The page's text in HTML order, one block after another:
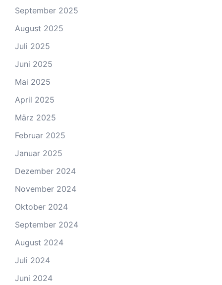
September 2025
August 2025
Juli 2025
Juni 2025
Mai 2025
April 2025
März 2025
Februar 2025
Januar 2025
Dezember 2024
November 2024
Oktober 2024
September 2024
August 2024
Juli 2024
Juni 2024